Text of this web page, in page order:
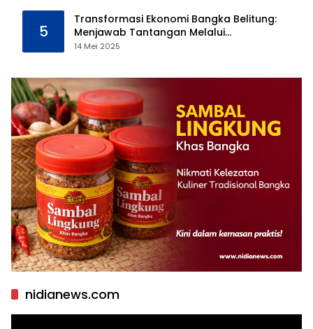
5
Transformasi Ekonomi Bangka Belitung:
Menjawab Tantangan Melalui
Pengelolaan Sumber Daya Alam yang
14 Mei 2025
nidianews.com